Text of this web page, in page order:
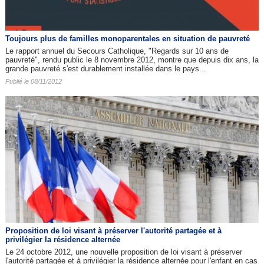
Toujours plus de familles monoparentales en situation de pauvreté
Le rapport annuel du Secours Catholique, "Regards sur 10 ans de
pauvreté", rendu public le 8 novembre 2012, montre que depuis dix ans, la
grande pauvreté s'est durablement installée dans le pays...
Publié le 08/11/2012
Proposition de loi visant à préserver l'autorité partagée et à
privilégier la résidence alternée
Le 24 octobre 2012, une nouvelle proposition de loi visant à préserver
l'autorité partagée et à privilégier la résidence alternée pour l'enfant en cas